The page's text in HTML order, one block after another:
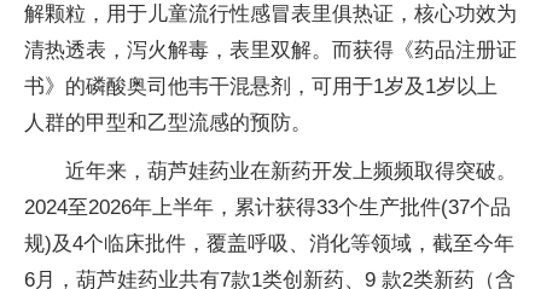
解颗粒，用于儿童流行性感冒表里俱热证，核心功效为
清热透表，泻火解毒，表里双解。而获得《药品注册证
书》的磷酸奥司他韦干混悬剂，可用于1岁及1岁以上
人群的甲型和乙型流感的预防。
近年来，葫芦娃药业在新药开发上频频取得突破。
2024至2026年上半年，累计获得33个生产批件(37个品
规)及4个临床批件，覆盖呼吸、消化等领域，截至今年
6月，葫芦娃药业共有7款1类创新药、9 款2类新药（含